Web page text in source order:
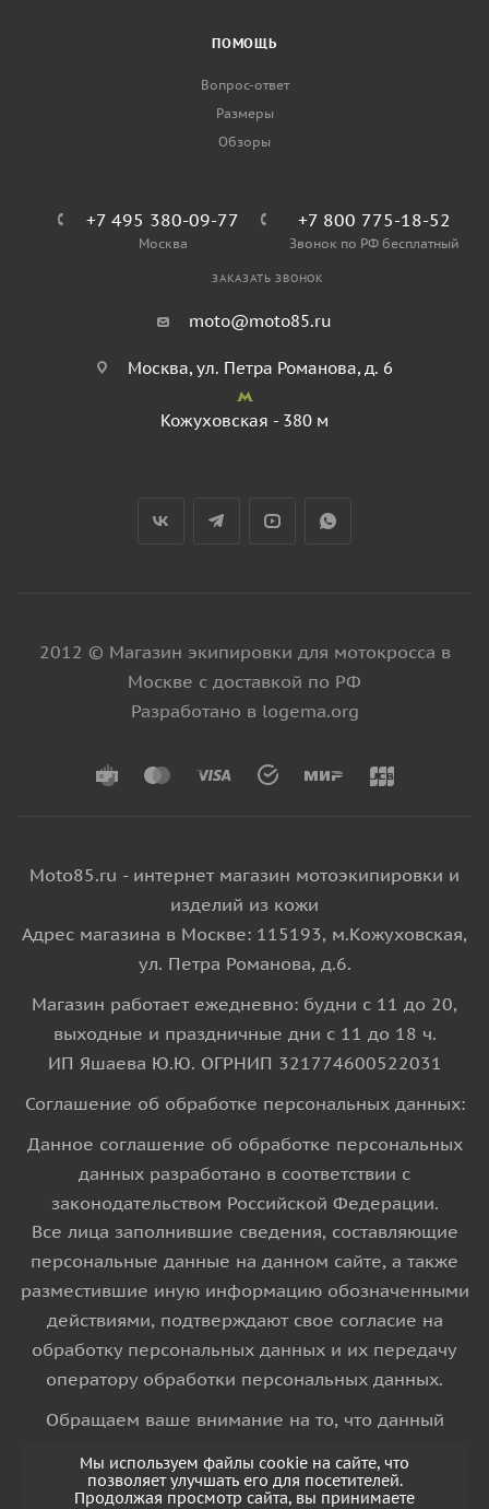
ПОМОЩЬ
Вопрос-ответ
Размеры
Обзоры
+7 495 380-09-77
Москва
+7 800 775-18-52
Звонок по РФ бесплатный
ЗАКАЗАТЬ ЗВОНОК
moto@moto85.ru
Москва, ул. Петра Романова, д. 6
Кожуховская - 380 м
2012 © Магазин экипировки для мотокросса в
Москве с доставкой по РФ
Разработано в logema.org
Moto85.ru - интернет магазин мотоэкипировки и
изделий из кожи
Адрес магазина в Москве: 115193, м.Кожуховская,
ул. Петра Романова, д.6.
Магазин работает ежедневно: будни с 11 до 20,
выходные и праздничные дни с 11 до 18 ч.
ИП Яшаева Ю.Ю. ОГРНИП 321774600522031
Соглашение об обработке персональных данных:
Данное соглашение об обработке персональных
данных разработано в соответствии с
законодательством Российской Федерации.
Все лица заполнившие сведения, составляющие
персональные данные на данном сайте, а также
разместившие иную информацию обозначенными
действиями, подтверждают свое согласие на
обработку персональных данных и их передачу
оператору обработки персональных данных.
Обращаем ваше внимание на то, что данный
информационный характер и ни при каких
Мы используем файлы cookie на сайте, что
позволяет улучшать его для посетителей.
Продолжая просмотр сайта, вы принимаете